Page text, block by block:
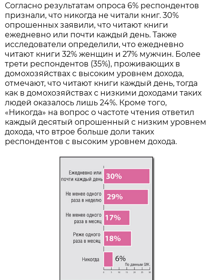
Согласно результатам опроса 6% респондентов
признали, что никогда не читали книг. 30%
опрошенных заявили, что читают книги
ежедневно или почти каждый день. Также
исследователи определили, что ежедневно
читают книги 32% женщин и 27% мужчин. Более
трети респондентов (35%), проживающих в
домохозяйствах с высоким уровнем дохода,
отмечают, что читают книги каждый день, тогда
как в домохозяйствах с низкими доходами таких
людей оказалось лишь 24%. Кроме того,
«Никогда» на вопрос о частоте чтения ответил
каждый десятый опрошенный с низким уровнем
дохода, что втрое больше доли таких
респондентов с высоким уровнем дохода.